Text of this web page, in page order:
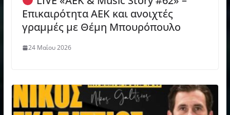
Επικαιρότητα ΑΕΚ και ανοιχτές
γραμμές με Θέμη Μπουρόπουλο
24 Μαΐου 2026